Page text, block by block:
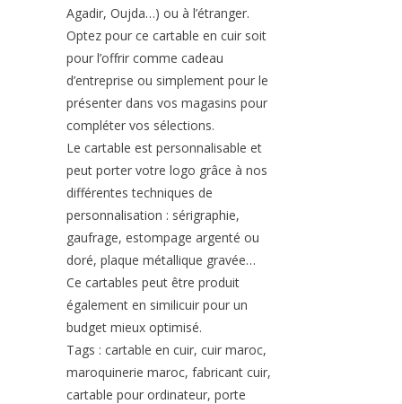
Agadir, Oujda…) ou à l’étranger.
Optez pour ce cartable en cuir soit
pour l’offrir comme cadeau
d’entreprise ou simplement pour le
présenter dans vos magasins pour
compléter vos sélections.
Le cartable est personnalisable et
peut porter votre logo grâce à nos
différentes techniques de
personnalisation : sérigraphie,
gaufrage, estompage argenté ou
doré, plaque métallique gravée…
Ce cartables peut être produit
également en similicuir pour un
budget mieux optimisé.
Tags : cartable en cuir, cuir maroc,
maroquinerie maroc, fabricant cuir,
cartable pour ordinateur, porte